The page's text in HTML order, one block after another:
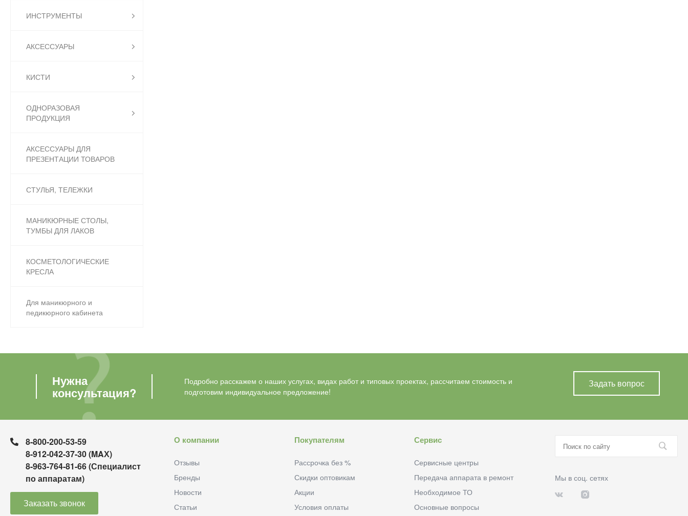
ИНСТРУМЕНТЫ
АКСЕССУАРЫ
КИСТИ
ОДНОРАЗОВАЯ
ПРОДУКЦИЯ
АКСЕССУАРЫ ДЛЯ
ПРЕЗЕНТАЦИИ ТОВАРОВ
СТУЛЬЯ, ТЕЛЕЖКИ
МАНИКЮРНЫЕ СТОЛЫ,
ТУМБЫ ДЛЯ ЛАКОВ
КОСМЕТОЛОГИЧЕСКИЕ
КРЕСЛА
Для маникюрного и
педикюрного кабинета
Нужна
консультация?
Подробно расскажем о наших услугах, видах работ и типовых проектах, рассчитаем стоимость и
подготовим индивидуальное предложение!
Задать вопрос
8-800-200-53-59
8-912-042-37-30 (MAХ)
8-963-764-81-66 (Специалист
по аппаратам)
Заказать звонок
О компании
Отзывы
Бренды
Новости
Статьи
Покупателям
Рассрочка без %
Скидки оптовикам
Акции
Условия оплаты
Сервис
Сервисные центры
Передача аппарата в ремонт
Необходимое ТО
Основные вопросы
Мы в соц. сетях